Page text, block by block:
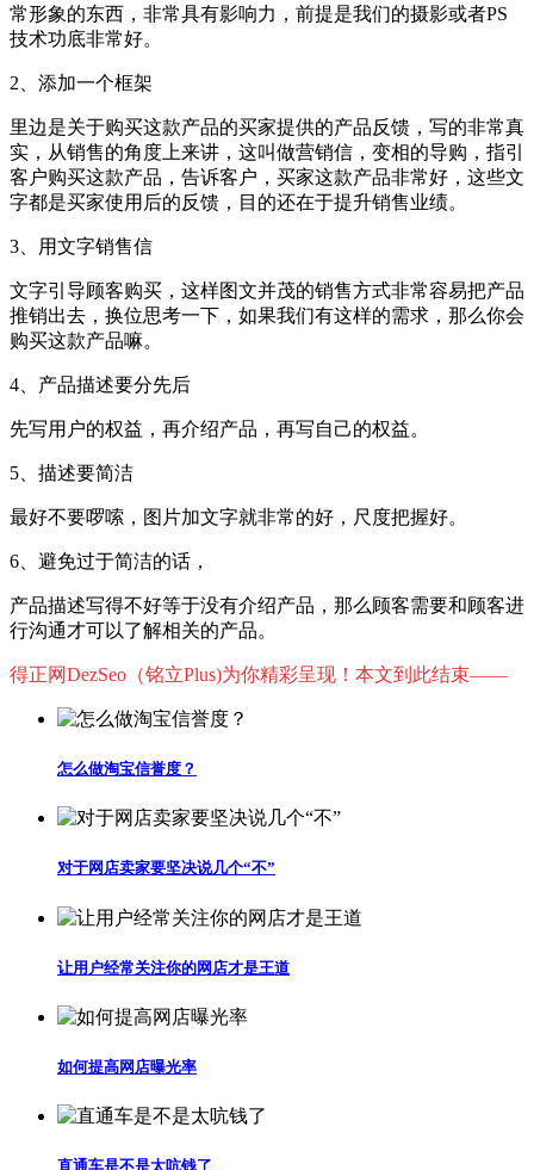
常形象的东西，非常具有影响力，前提是我们的摄影或者PS
技术功底非常好。
2、添加一个框架
里边是关于购买这款产品的买家提供的产品反馈，写的非常真
实，从销售的角度上来讲，这叫做营销信，变相的导购，指引
客户购买这款产品，告诉客户，买家这款产品非常好，这些文
字都是买家使用后的反馈，目的还在于提升销售业绩。
3、用文字销售信
文字引导顾客购买，这样图文并茂的销售方式非常容易把产品
推销出去，换位思考一下，如果我们有这样的需求，那么你会
购买这款产品嘛。
4、产品描述要分先后
先写用户的权益，再介绍产品，再写自己的权益。
5、描述要简洁
最好不要啰嗦，图片加文字就非常的好，尺度把握好。
6、避免过于简洁的话，
产品描述写得不好等于没有介绍产品，那么顾客需要和顾客进
行沟通才可以了解相关的产品。
得正网DezSeo（铭立Plus)为你精彩呈现！本文到此结束——
怎么做淘宝信誉度？
对于网店卖家要坚决说几个“不”
让用户经常关注你的网店才是王道
如何提高网店曝光率
直通车是不是太吭钱了